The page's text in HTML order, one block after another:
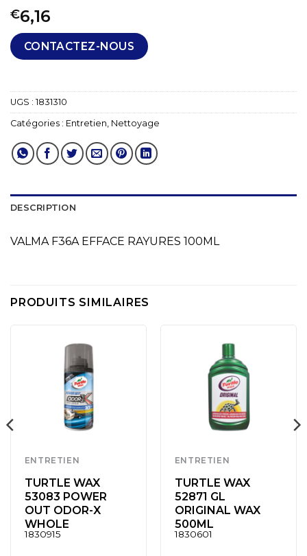
€6,16
CONTACTEZ-NOUS
UGS : 1831310
Catégories : Entretien Nettoyage
DESCRIPTION
VALMA F36A EFFACE RAYURES 100ML
PRODUITS SIMILAIRES
ENTRETIEN
TURTLE WAX
53083 POWER
OUT ODOR-X
WHOLE
1830915
ENTRETIEN
TURTLE WAX
52871 GL
ORIGINAL WAX
500ML
1830601